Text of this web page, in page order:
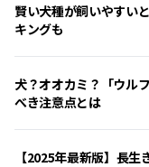
賢い犬種が飼いやすい
キングも
犬？オオカミ？「ウル
べき注意点とは
【2025年最新版】長